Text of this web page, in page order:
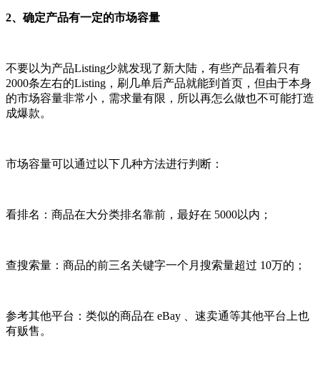
2、确定产品有一定的市场容量
不要以为产品Listing少就发现了新大陆，有些产品看着只有
2000条左右的Listing，刷几单后产品就能到首页，但由于本身
的市场容量非常小，需求量有限，所以再怎么做也不可能打造
成爆款。
市场容量可以通过以下几种方法进行判断：
看排名：商品在大分类排名靠前，最好在 5000以内；
查搜索量：商品的前三名关键字一个月搜索量超过 10万的；
参考其他平台：类似的商品在 eBay 、速卖通等其他平台上也
有贩售。